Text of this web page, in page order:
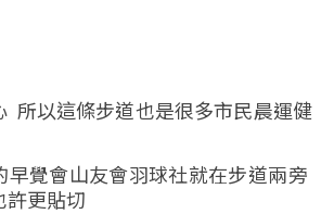
所以這條步道也是很多市民晨運健
早覺會山友會羽球社就在步道兩旁
許更貼切